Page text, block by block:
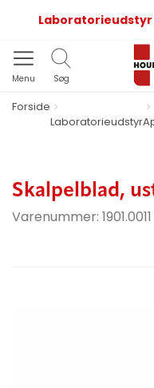
Laboratorieudstyr
Menu Søg
Forside
Laboratorieudstyr
Skalpelblad,
Varenummer: 1901.0011